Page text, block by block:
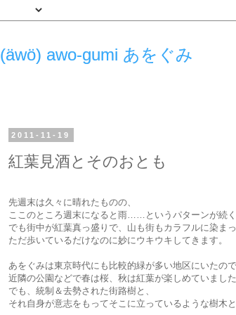
(äwö) awo-gumi あをぐみ
2011-11-19
紅葉見酒とそのおとも
先週末は久々に晴れたものの、
ここのところ週末になると雨……というパターンが続く
でも街中が紅葉真っ盛りで、山も街もカラフルに染まっ
ただ歩いているだけなのに妙にウキウキしてきます。
あをぐみは東京時代にも比較的緑が多い地区にいたので
近隣の公園などで春は桜、秋は紅葉が楽しめていました
でも、統制＆去勢された街路樹と、
それ自身が意志をもってそこに立っているような樹木